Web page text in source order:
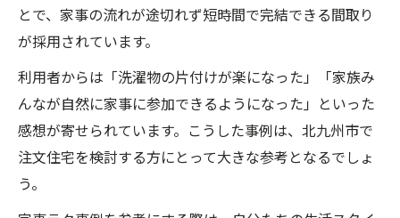
とで、家事の流れが途切れず短時間で完結できる間取り
が採用されています。
利用者からは「洗濯物の片付けが楽になった」「家族み
んなが自然に家事に参加できるようになった」といった
感想が寄せられています。こうした事例は、北九州市で
注文住宅を検討する方にとって大きな参考となるでしょ
う。